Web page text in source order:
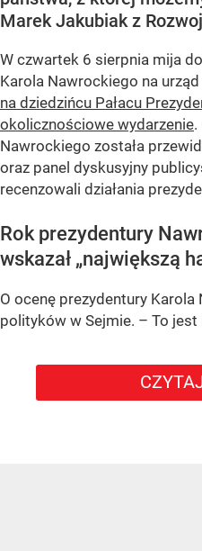
Marek Jakubiak z
W czwartek 6 sierpnia mija
Karola Nawrockiego na
na dziedzińcu Pałacu
okolicznościowe wydarzenie.
Nawrockiego została
oraz panel dyskusyjny
recenzowali działania
Rok prezydentury
wskazał „największą
O ocenę prezydentury
polityków w Sejmie. – To jest